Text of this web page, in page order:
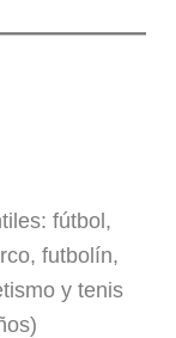
fútbol,
futbolín,
y tenis